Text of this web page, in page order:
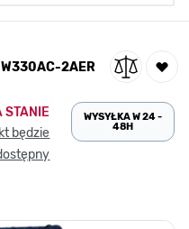
2AER2AER
STANIE
będzie
WYSYŁKA W 24 -
48H